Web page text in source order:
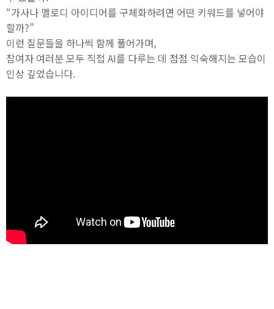
“가사나 멜로디 아이디어를 구체화하려면 어떤 키워드를 넣어야
할까?”
이런 질문들을 하나씩 함께 풀어가며,
참여자 여러분 모두 직접 AI를 다루는 데 점점 익숙해지는 모습이
인상 깊었습니다.